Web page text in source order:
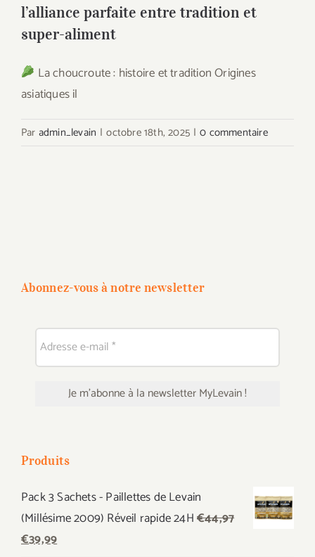
l’alliance parfaite entre tradition et
super-aliment
La choucroute : histoire et tradition Origines
asiatiques il
Par admin_levain | octobre 18th, 2025 | 0 commentaire
Abonnez-vous à notre newsletter
Produits
Pack 3 Sachets - Paillettes de Levain
(Millésime 2009) Réveil rapide 24H€44,97
Le
€39,99Le